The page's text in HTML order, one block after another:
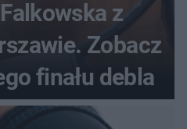
z
Zobacz
finału debla